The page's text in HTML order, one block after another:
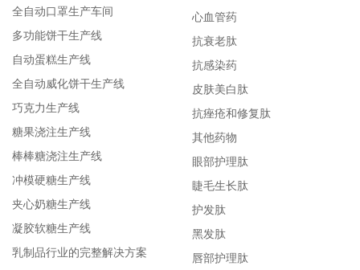
全自动口罩生产车间
多功能饼干生产线
自动蛋糕生产线
全自动威化饼干生产线
巧克力生产线
糖果浇注生产线
棒棒糖浇注生产线
冲模硬糖生产线
夹心奶糖生产线
凝胶软糖生产线
乳制品行业的完整解决方案
心血管药
抗衰老肽
抗感染药
皮肤美白肽
抗痤疮和修复肽
其他药物
眼部护理肽
睫毛生长肽
护发肽
黑发肽
唇部护理肽